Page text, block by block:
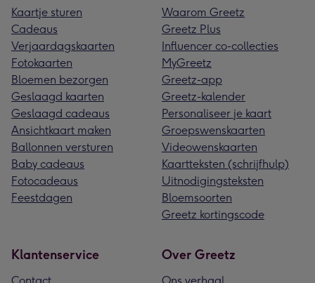
Kaartje sturen
Cadeaus
Verjaardagskaarten
Fotokaarten
Bloemen bezorgen
Geslaagd kaarten
Geslaagd cadeaus
Ansichtkaart maken
Ballonnen versturen
Baby cadeaus
Fotocadeaus
Feestdagen
Waarom Greetz
Greetz Plus
Influencer co-collecties
MyGreetz
Greetz-app
Greetz-kalender
Personaliseer je kaart
Groepswenskaarten
Videowenskaarten
Kaartteksten (schrijfhulp)
Uitnodigingsteksten
Bloemsoorten
Greetz kortingscode
Klantenservice
Contact
Over Greetz
Ons verhaal